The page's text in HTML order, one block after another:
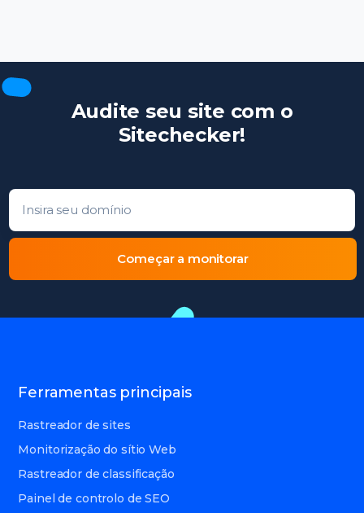
Audite seu site com o
Sitechecker!
Insira seu domínio
Começar a monitorar
Ferramentas principais
Rastreador de sites
Monitorização do sítio Web
Rastreador de classificação
Painel de controlo de SEO